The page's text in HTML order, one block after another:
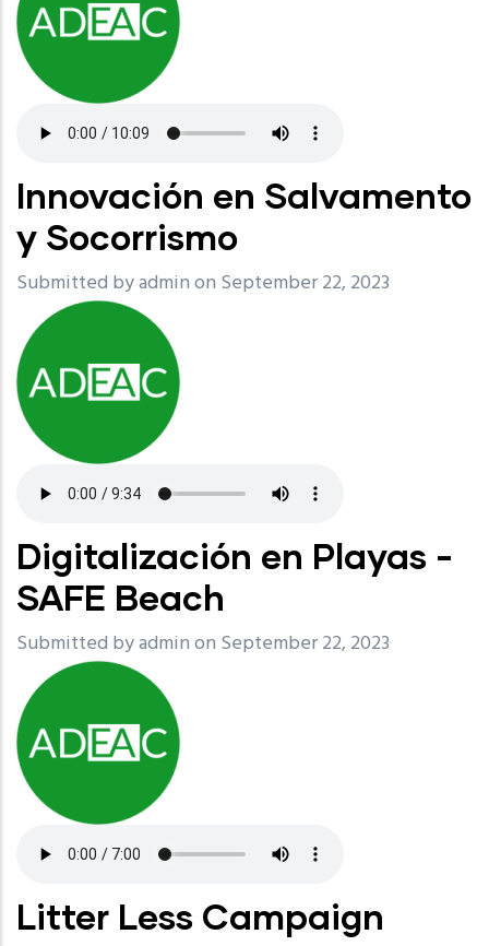
Innovación en Salvamento
y Socorrismo
Submitted byadminon September 22, 2023
Digitalización en Playas -
SAFE Beach
Submitted byadminon September 22, 2023
Litter Less Campaign